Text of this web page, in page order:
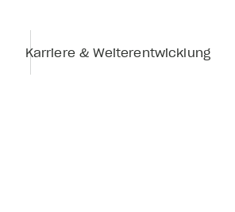
Karriere & Weiterentwicklung